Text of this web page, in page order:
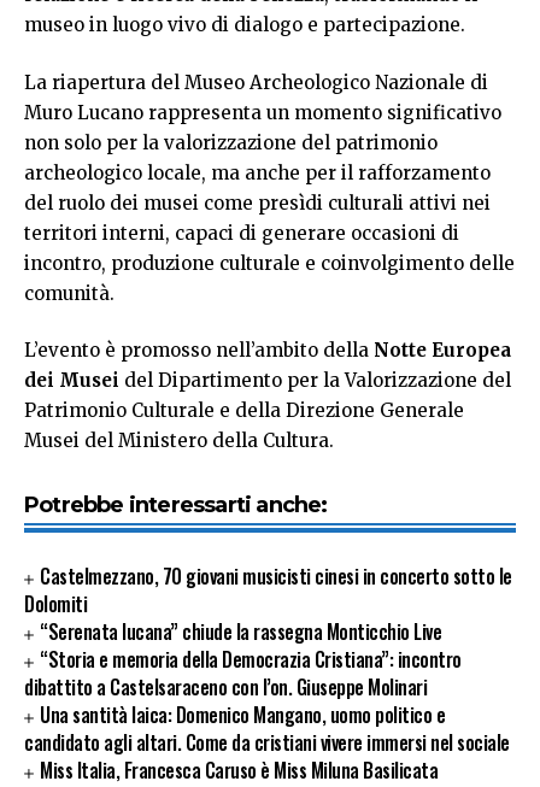
museo in luogo vivo di dialogo e partecipazione.
La riapertura del Museo Archeologico Nazionale di
Muro Lucano rappresenta un momento significativo
non solo per la valorizzazione del patrimonio
archeologico locale, ma anche per il rafforzamento
del ruolo dei musei come presìdi culturali attivi nei
territori interni, capaci di generare occasioni di
incontro, produzione culturale e coinvolgimento delle
comunità.
L’evento è promosso nell’ambito della Notte Europea
dei Musei del Dipartimento per la Valorizzazione del
Patrimonio Culturale e della Direzione Generale
Musei del Ministero della Cultura.
Potrebbe interessarti anche:
Castelmezzano, 70 giovani musicisti cinesi in concerto sotto le
Dolomiti
“Serenata lucana” chiude la rassegna Monticchio Live
“Storia e memoria della Democrazia Cristiana”: incontro
dibattito a Castelsaraceno con l’on. Giuseppe Molinari
Una santità laica: Domenico Mangano, uomo politico e
candidato agli altari. Come da cristiani vivere immersi nel sociale
Miss Italia, Francesca Caruso è Miss Miluna Basilicata